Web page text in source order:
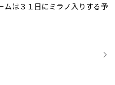
ムは３１日にミラノ入りする予